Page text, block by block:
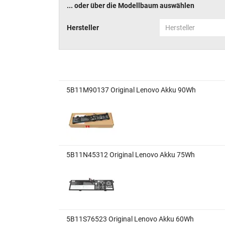
... oder über die Modellbaum auswählen
Hersteller Hersteller
5B11M90137 Original Lenovo Akku 90Wh
5B11N45312 Original Lenovo Akku 75Wh
5B11S76523 Original Lenovo Akku 60Wh